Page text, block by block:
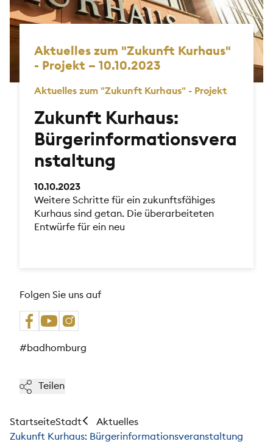
Aktuelles zum "Zukunft Kurhaus"
- Projekt – 10.10.2023
Aktuelles zum "Zukunft Kurhaus" - Projekt
Zukunft Kurhaus:
Bürgerinformationsvera
nstaltung
10.10.2023
Weitere Schritte für ein zukunftsfähiges
Kurhaus sind getan. Die überarbeiteten
Entwürfe für ein neu
Folgen Sie uns auf
#badhomburg
Teilen
StartseiteStadt
Aktuelles
Zukunft Kurhaus: Bürgerinformationsveranstaltung